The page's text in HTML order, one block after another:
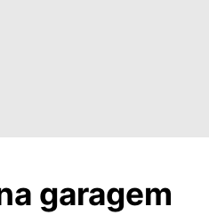
garagem